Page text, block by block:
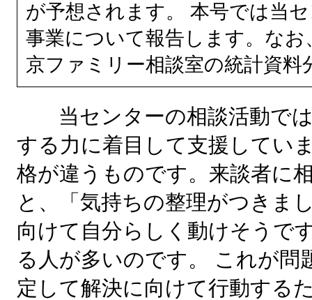
が予想されます。 本号では当
事業について報告します。な
京ファミリー相談室の統計資料
当センターの相談活動では
する力に着目して支援してい
格が違うものです。来談者に
と、「気持ちの整理がつきま
向けて自分らしく動けそうで
る人が多いのです。 これが問
定して解決に向けて行動する